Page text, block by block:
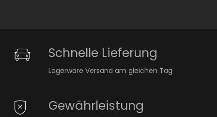
Schnelle Lieferung
Lagerware Versand am gleichen Tag
Gewährleistung